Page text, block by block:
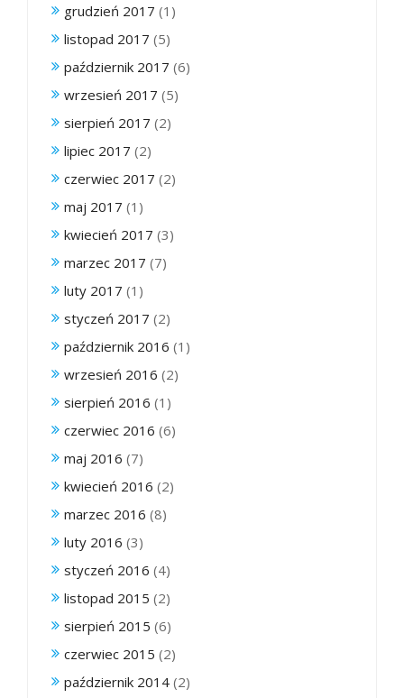
grudzień 2017 (1)
listopad 2017 (5)
październik 2017 (6)
wrzesień 2017 (5)
sierpień 2017 (2)
lipiec 2017 (2)
czerwiec 2017 (2)
maj 2017 (1)
kwiecień 2017 (3)
marzec 2017 (7)
luty 2017 (1)
styczeń 2017 (2)
październik 2016 (1)
wrzesień 2016 (2)
sierpień 2016 (1)
czerwiec 2016 (6)
maj 2016 (7)
kwiecień 2016 (2)
marzec 2016 (8)
luty 2016 (3)
styczeń 2016 (4)
listopad 2015 (2)
sierpień 2015 (6)
czerwiec 2015 (2)
październik 2014 (2)